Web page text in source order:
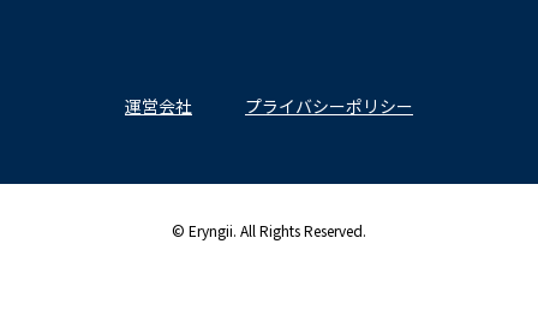
運営会社 プライバシーポリシー
© Eryngii. All Rights Reserved.